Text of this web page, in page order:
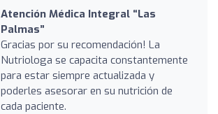
Atención Médica Integral “Las
Palmas”
Gracias por su recomendación! La
Nutriologa se capacita constantemente
para estar siempre actualizada y
poderles asesorar en su nutrición de
cada paciente.